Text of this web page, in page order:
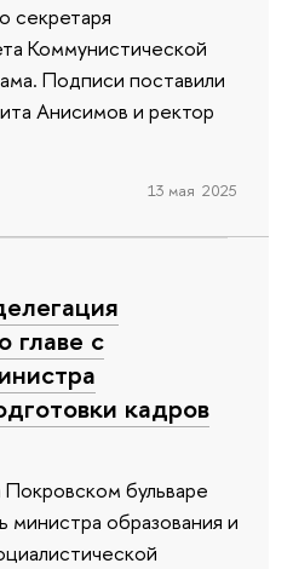
секретаря
Коммунистической
Подписи поставили
Анисимов и ректор
13 мая 2025
главе с
кадров
бульваре
министра образования и